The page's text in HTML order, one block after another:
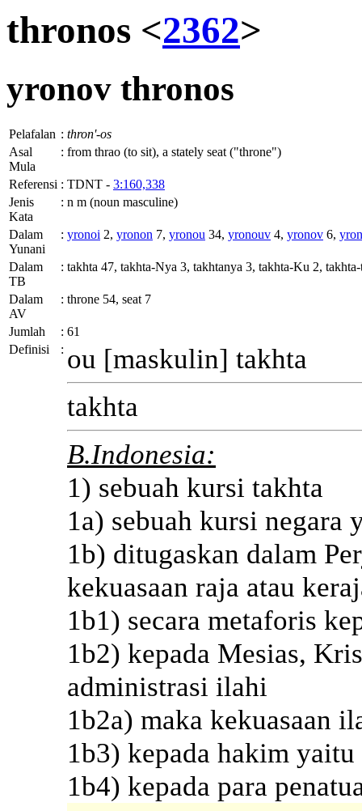
thronos <2362>
yronov thronos
Pelafalan : thron'-os
Asal
Mula
: from thrao (to sit), a stately seat ("throne")
Referensi : TDNT - 3:160,338
Jenis
Kata
: n m (noun masculine)
Dalam
Yunani
: yronoi 2, yronon 7, yronou 34, yronouv 4, yronov 6,
Dalam
TB
: takhta 47, takhta-Nya 3, takhtanya 3, takhta-Ku 2,
Dalam
AV
: throne 54, seat 7
Jumlah : 61
Definisi
: ou [maskulin] takhta
takhta
B.Indonesia:
1) sebuah kursi takhta
1a) sebuah kursi
1b) ditugaskan dalam
kekuasaan raja atau
1b1) secara metaforis
1b2) kepada Mesias,
administrasi ilahi
1b2a) maka kekuasaan
1b3) kepada hakim
1b4) kepada para